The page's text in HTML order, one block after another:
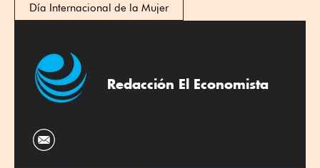
Día Internacional de la Mujer
Redacción El Economista